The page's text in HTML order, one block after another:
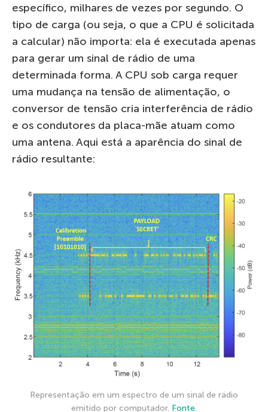
específico, milhares de vezes por segundo. O
tipo de carga (ou seja, o que a CPU é solicitada
a calcular) não importa: ela é executada apenas
para gerar um sinal de rádio de uma
determinada forma. A CPU sob carga requer
uma mudança na tensão de alimentação, o
conversor de tensão cria interferência de rádio
e os condutores da placa-mãe atuam como
uma antena. Aqui está a aparência do sinal de
rádio resultante:
Representação em um espectro de um sinal de rádio
emitido por computador. Fonte.